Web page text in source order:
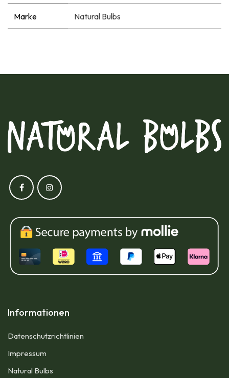
Marke Natural Bulbs
Informationen
Datenschutzrichtlinien
Impressum​
Natural Bulbs